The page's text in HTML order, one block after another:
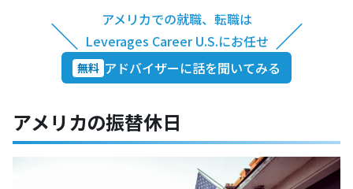
＼
アメリカでの就職、転職は
Leverages Career U.S.にお任せ ／
無料 アドバイザーに話を聞いてみる
アメリカの振替休日